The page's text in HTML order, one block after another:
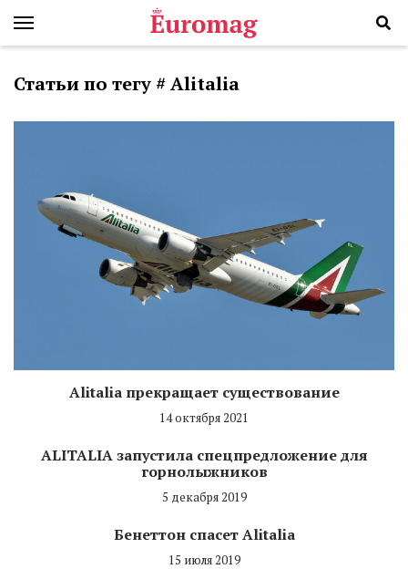
Статьи по тегу # Alitalia
Alitalia прекращает существование
14 октября 2021
ALITALIA запустила спецпредложение для
горнолыжников
5 декабря 2019
Бенеттон спасет Alitalia
15 июля 2019